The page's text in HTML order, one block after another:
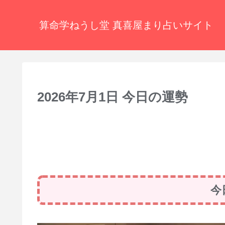
算命学ねうし堂 真喜屋まり占いサイト
2026年7月1日 今日の運勢
今